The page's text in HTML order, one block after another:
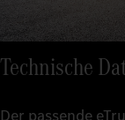
Technische
Der passende